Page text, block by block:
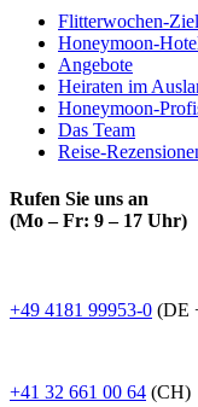
Flitterwochen-
Honeymoon-
Angebote
Heiraten im
Honeymoon-
Das Team
Reise-
Rufen Sie uns an
(Mo – Fr: 9 – 17 Uhr)
+49 4181 99953-0 (DE
+41 32 661 00 64 (CH)